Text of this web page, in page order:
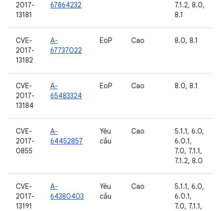
2017-
13181
67864232
7.1.2, 8.0,
8.1
CVE-
2017-
13182
A-
67737022
EoP Cao 8.0, 8.1
CVE-
2017-
13184
A-
65483324
EoP Cao 8.0, 8.1
CVE-
2017-
0855
A-
64452857
Yêu
cầu
Cao
5.1.1, 6.0,
6.0.1,
7.0, 7.1.1,
7.1.2, 8.0
CVE-
2017-
13191
A-
64380403
Yêu
cầu
Cao
5.1.1, 6.0,
6.0.1,
7.0, 7.1.1,